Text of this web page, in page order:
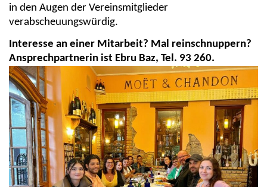
in den Augen der Vereinsmitglieder
verabscheuungswürdig.
Interesse an einer Mitarbeit? Mal reinschnuppern?
Ansprechpartnerin ist Ebru Baz, Tel. 93 260.